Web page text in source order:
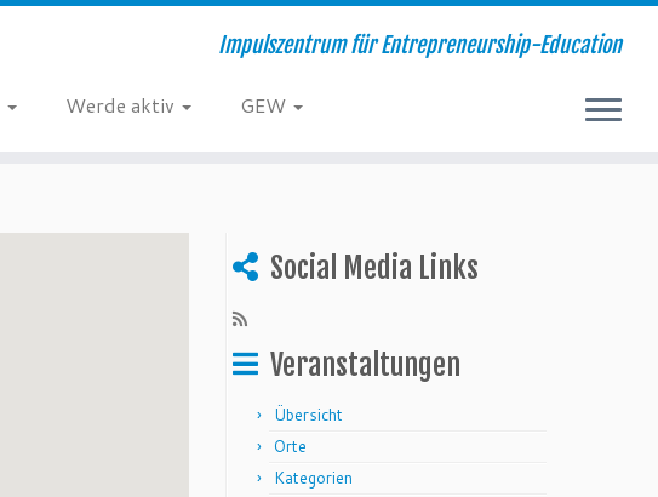
Impulszentrum für Entrepreneurship-Education
Werde aktiv GEW
Social Media Links
Veranstaltungen
Übersicht
Orte
Kategorien